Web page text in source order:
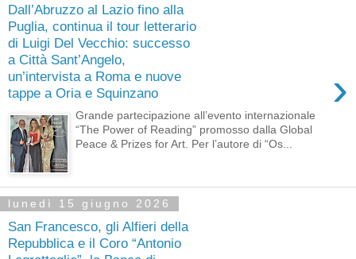
Dall’Abruzzo al Lazio fino alla
Puglia, continua il tour letterario
di Luigi Del Vecchio: successo
a Città Sant’Angelo,
un’intervista a Roma e nuove
tappe a Oria e Squinzano
›
Grande partecipazione all’evento internazionale
“The Power of Reading” promosso dalla Global
Peace & Prizes for Art. Per l’autore di “Os...
lunedì 15 giugno 2026
San Francesco, gli Alfieri della
Repubblica e il Coro “Antonio